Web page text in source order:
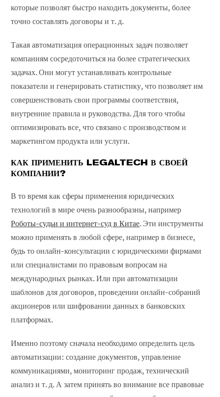
которые позволят быстро находить документы, более
точно составлять договоры и т. д.
Такая автоматизация операционных задач позволяет
компаниям сосредоточиться на более стратегических
задачах. Они могут устанавливать контрольные
показатели и генерировать статистику, что позволяет им
совершенствовать свои программы соответствия,
внутренние правила и руководства. Для того чтобы
оптимизировать все, что связано с производством и
маркетингом продукта или услуги.
КАК ПРИМЕНИТЬ LEGALTECH В СВОЕЙ
КОМПАНИИ?
В то время как сферы применения юридических
технологий в мире очень разнообразны, например
Роботы-судьи и интернет-суд в Китае. Эти инструменты
можно применять в любой сфере, например в бизнесе,
будь то онлайн-консультации с юридическими фирмами
или специалистами по правовым вопросам на
международных рынках. Или при автоматизации
шаблонов для договоров, проведении онлайн-собраний
акционеров или шифровании данных в банковских
платформах.
Именно поэтому сначала необходимо определить цель
автоматизации: создание документов, управление
коммуникациями, мониторинг продаж, технический
анализ и т. д. А затем принять во внимание все правовые